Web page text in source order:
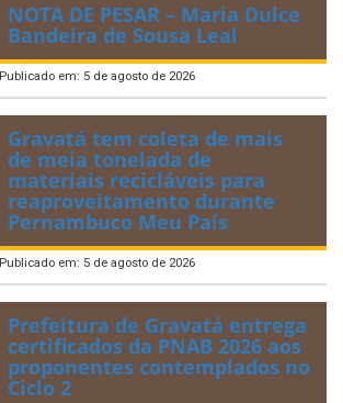
NOTA DE PESAR – Maria Dulce
Bandeira de Sousa Leal
Publicado em: 5 de agosto de 2026
Gravatá tem coleta de mais
de meia tonelada de
materiais recicláveis para
reaproveitamento durante
Pernambuco Meu País
Publicado em: 5 de agosto de 2026
Prefeitura de Gravatá entrega
certificados da PNAB 2026 aos
proponentes contemplados no
Ciclo 2